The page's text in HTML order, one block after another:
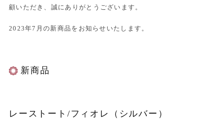
顧いただき、誠にありがとうございます。
2023年7月の新商品をお知らせいたします。
新商品
レーストート/フィオレ（シルバー）